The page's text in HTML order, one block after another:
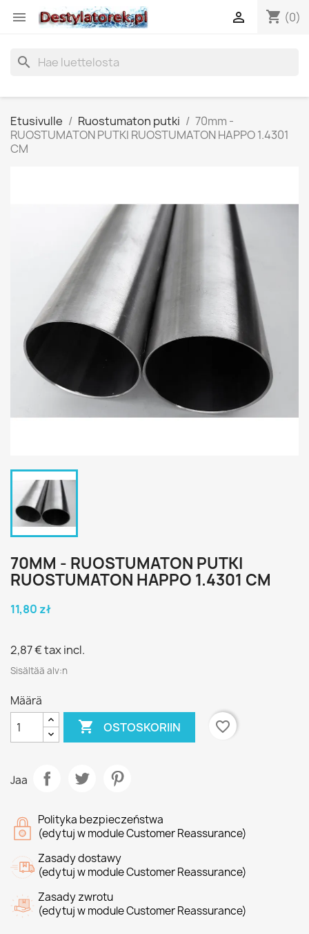
 shopping_cart (0)

search
Etusivulle Ruostumaton putki
70mm -
RUOSTUMATON PUTKI RUOSTUMATON HAPPO 1.4301
CM
70MM - RUOSTUMATON PUTKI
RUOSTUMATON HAPPO 1.4301 CM
11,80 zł
2,87 €tax incl.
Sisältää alv:n
Määrä
 OSTOSKORIIN favorite_border
Jaa
Polityka bezpieczeństwa
(edytuj w module Customer Reassurance)
Zasady dostawy
(edytuj w module Customer Reassurance)
Zasady zwrotu
(edytuj w module Customer Reassurance)